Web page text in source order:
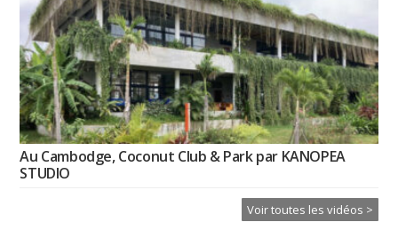
Au Cambodge, Coconut Club & Park par KANOPEA
STUDIO
Voir toutes les vidéos >